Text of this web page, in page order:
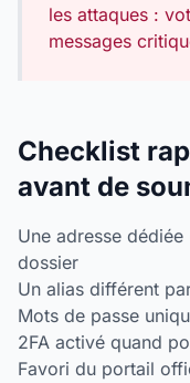
les attaques :
messages
Checklist
avant de
Une adresse
dossier
Un alias différent
Mots de passe
2FA activé quand
Favori du portail